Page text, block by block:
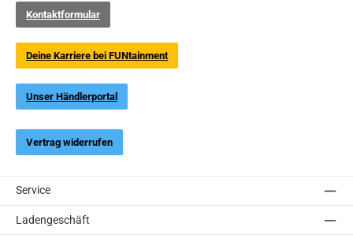
Kontaktformular
Deine Karriere bei FUNtainment
Unser Händlerportal
Vertrag widerrufen
Service
Ladengeschäft